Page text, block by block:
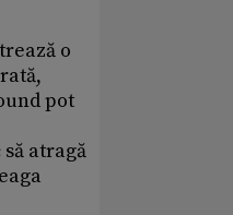
o
pot
atragă